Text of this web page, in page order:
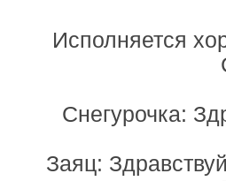
Исполняется
Снегурочка:
Заяц: